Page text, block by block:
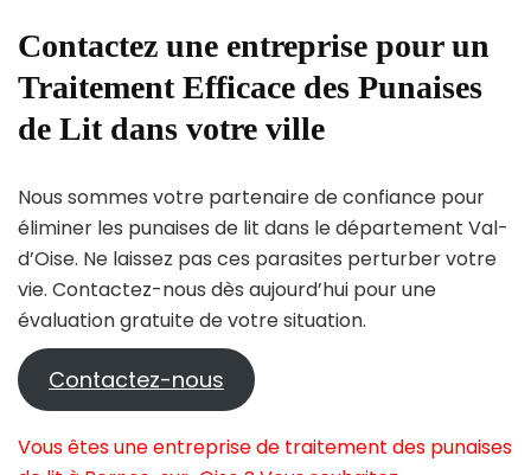
Contactez une entreprise pour un
Traitement Efficace des Punaises
de Lit dans votre ville
Nous sommes votre partenaire de confiance pour
éliminer les punaises de lit dans le département Val-
d’Oise. Ne laissez pas ces parasites perturber votre
vie. Contactez-nous dès aujourd’hui pour une
évaluation gratuite de votre situation.
Contactez-nous
Vous êtes une entreprise de traitement des punaises